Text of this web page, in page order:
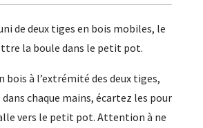
de deux tiges en bois mobiles, le
la boule dans le petit pot.
bois à l’extrémité des deux tiges,
chaque mains, écartez les pour
vers le petit pot. Attention à ne